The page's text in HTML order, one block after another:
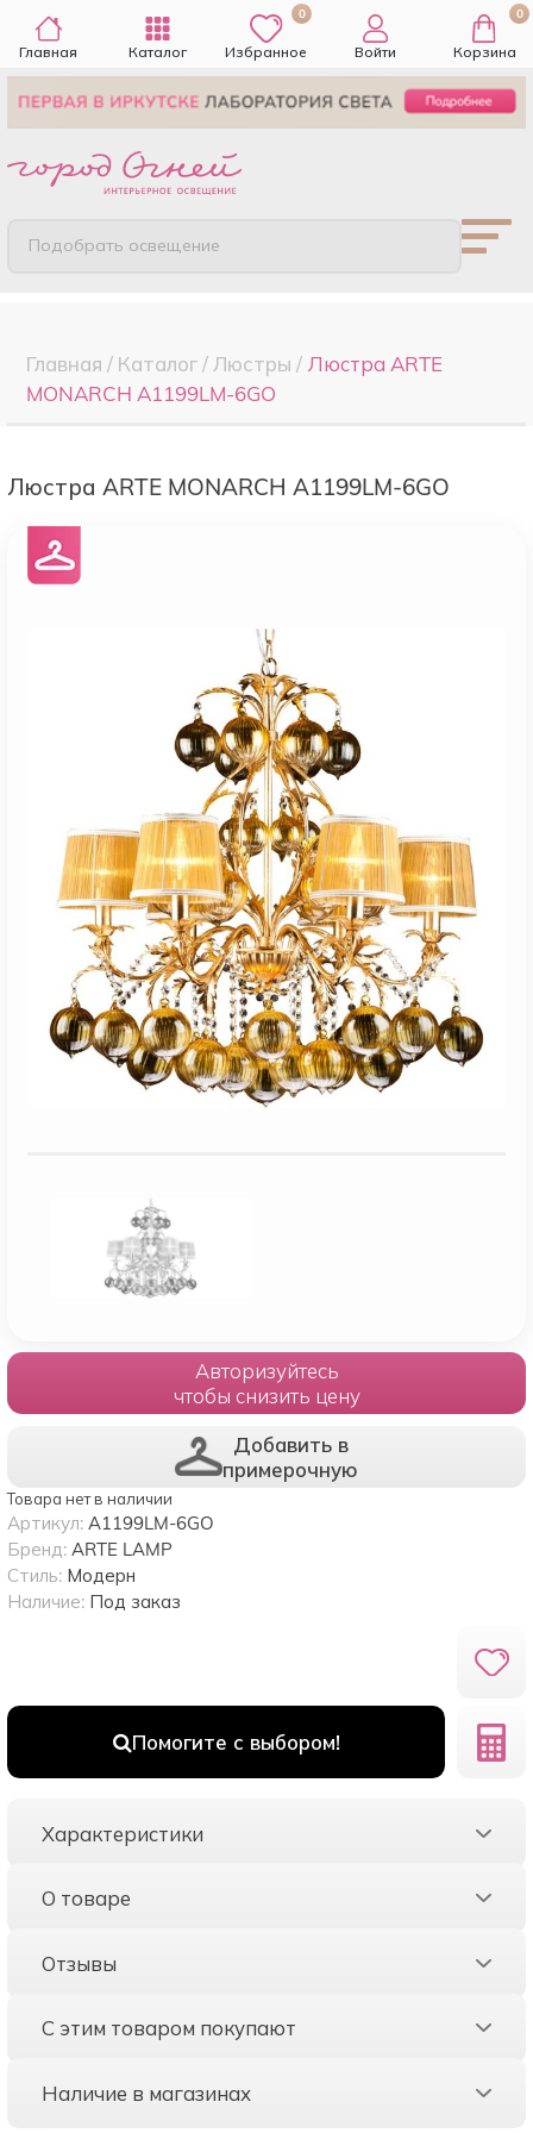
Главная Каталог
0
Избранное Войти
0
Корзина
Подобрать освещение
Главная / Каталог/ Люстры / Люстра ARTE
MONARCH A1199LM-6GO
Люстра ARTE MONARCH A1199LM-6GO
Авторизуйтесь
чтобы снизить цену
Добавить в
примерочную
Товара нет в наличии
Помогите с выбором!
Артикул: A1199LM-6GO
Бренд: ARTE LAMP
Стиль: Модерн
Наличие: Под заказ
Характеристики
О товаре
Отзывы
С этим товаром покупают
Наличие в магазинах